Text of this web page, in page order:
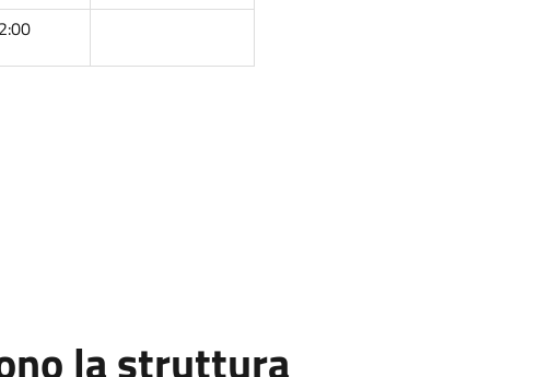
la struttura